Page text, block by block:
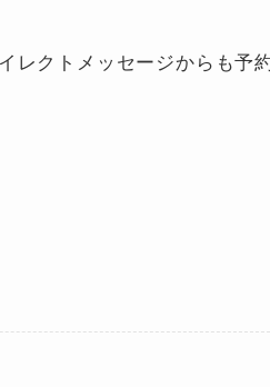
レクトメッセージからも予